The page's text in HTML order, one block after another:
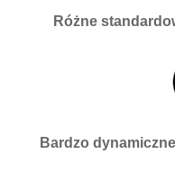
Różne
Bardzo